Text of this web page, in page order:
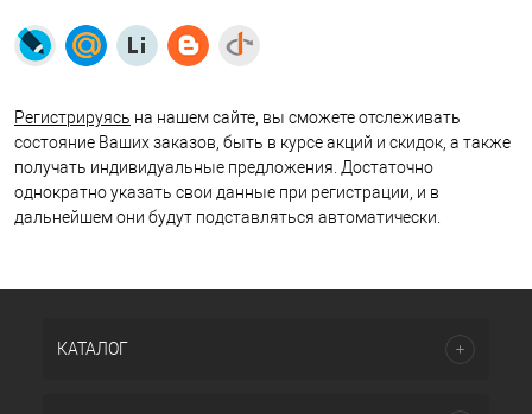
Регистрируясь на нашем сайте, вы сможете отслеживать
состояние Ваших заказов, быть в курсе акций и скидок, а также
получать индивидуальные предложения. Достаточно
однократно указать свои данные при регистрации, и в
дальнейшем они будут подставляться автоматически.
КАТАЛОГ